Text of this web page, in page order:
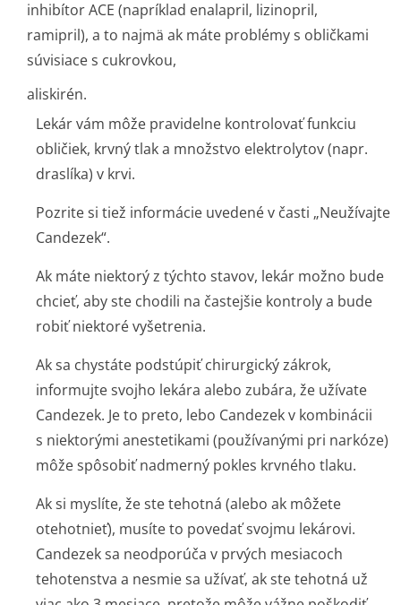
inhibítor ACE (napríklad enalapril, lizinopril,
ramipril), a to najmä ak máte problémy s obličkami
súvisiace s cukrovkou,
aliskirén.
Lekár vám môže pravidelne kontrolovať funkciu
obličiek, krvný tlak a množstvo elektrolytov (napr.
draslíka) v krvi.
Pozrite si tiež informácie uvedené v časti „Neužívajte
Candezek“.
Ak máte niektorý z týchto stavov, lekár možno bude
chcieť, aby ste chodili na častejšie kontroly a bude
robiť niektoré vyšetrenia.
Ak sa chystáte podstúpiť chirurgický zákrok,
informujte svojho lekára alebo zubára, že užívate
Candezek. Je to preto, lebo Candezek v kombinácii
s niektorými anestetikami (používanými pri narkóze)
môže spôsobiť nadmerný pokles krvného tlaku.
Ak si myslíte, že ste tehotná (alebo ak môžete
otehotnieť), musíte to povedať svojmu lekárovi.
Candezek sa neodporúča v prvých mesiacoch
tehotenstva a nesmie sa užívať, ak ste tehotná už